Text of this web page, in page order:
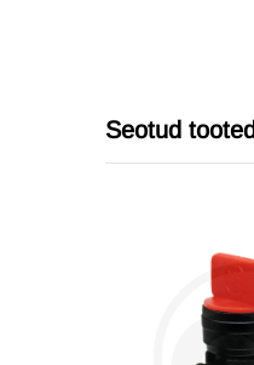
Seotud tooted